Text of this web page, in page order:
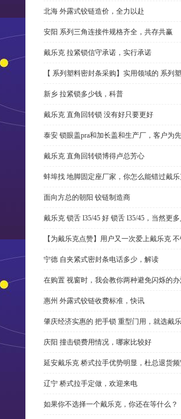
北海 外露式铰链造价，全力以赴
安阳 系列三角连接件规格齐全，共存共赢
戴乐克 拉紧锁信守承诺，实行承诺
【 系列塑料密封条采购】实用领域的 系列
新乡 拉紧锁多少钱，科普
戴乐克 直角回转锁 没有好只要更好
泰安 锁眼盖pra和加长盖和生产厂，客户为先
戴乐克 直角回转锁博得卢总芳心
蚌埠找 地脚固定座厂家，你怎么能错过戴
面向方总的朝阳 铰链制造商
戴乐克 锁舌 l35/45 好 锁舌 l35/45，当然更
【为戴乐克点赞】用户又一次爱上戴乐克
宁德 自夹紧式密封条电话多少，解读
在购置 视窗时，我会教你两种避免闪烁的
惠州 外露式铰链收费标准，快讯
肇庆经济实惠的 把手锁 重型门用，就选戴
庆阳 撞击锁费用情况，哪家比较好
延安戴乐克 桥式拉手优势明显，杜总退货
辽宁 桥式拉手定做，欢迎来电
如果你不选择一个戴乐克，你还在等什么？